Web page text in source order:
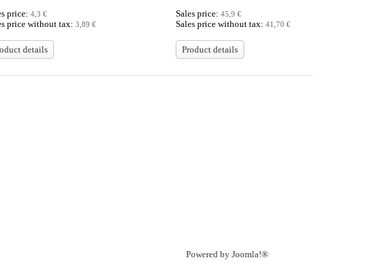
price: 4,3 €
price without tax: 3,89 €
details
Sales price:45,9 €
Sales price without tax:41,70 €
Product details
Powered by Joomla!®